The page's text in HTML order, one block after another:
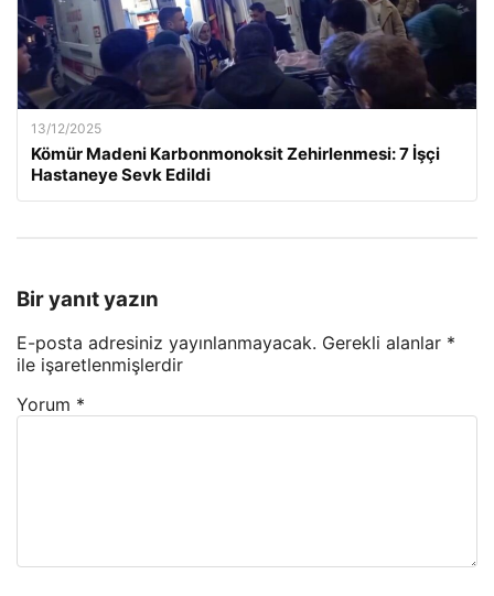
13/12/2025
Kömür Madeni Karbonmonoksit Zehirlenmesi: 7 İşçi
Hastaneye Sevk Edildi
Bir yanıt yazın
E-posta adresiniz yayınlanmayacak. Gerekli alanlar *
ile işaretlenmişlerdir
Yorum *